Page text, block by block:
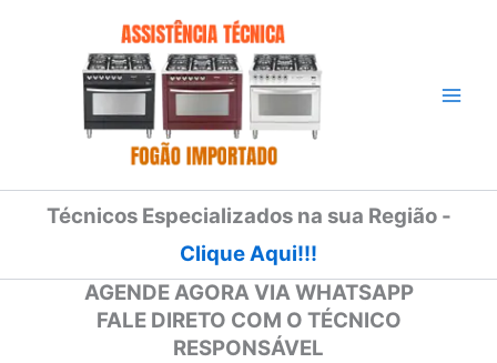
Técnicos Especializados na sua Região -
Clique Aqui!!!
AGENDE AGORA VIA WHATSAPP
FALE DIRETO COM O TÉCNICO
RESPONSÁVEL